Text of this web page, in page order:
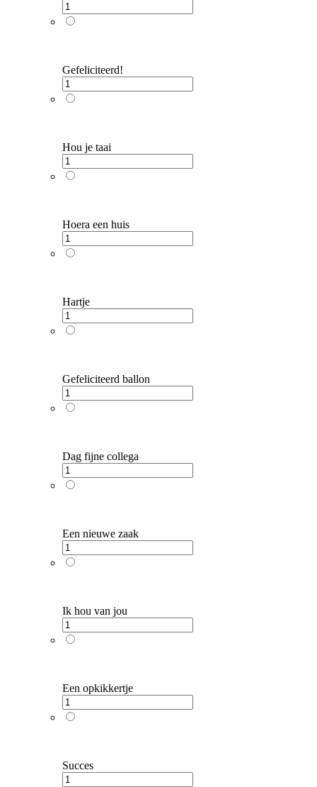
Gefeliciteerd!
Hou je taai
Hoera een huis
Hartje
Gefeliciteerd ballon
Dag fijne collega
Een nieuwe zaak
Ik hou van jou
Een opkikkertje
Succes